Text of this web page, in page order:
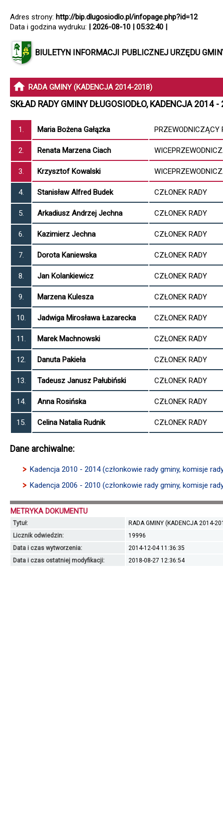
Adres strony: http://bip.dlugosiodlo.pl/infopage.php?id=12
Data i godzina wydruku: | 2026-08-10 | 05:32:40 |
BIULETYN INFORMACJI PUBLICZNEJ URZĘDU
RADA GMINY (KADENCJA 2014-2018)
SKŁAD RADY GMINY DŁUGOSIODŁO, KADENCJA 2014
1. Maria Bożena Gałązka PRZEWODNICZĄCY
2. Renata Marzena Ciach
3. Krzysztof Kowalski
4. Stanisław Alfred Budek CZŁONEK RADY
5. Arkadiusz Andrzej Jechna CZŁONEK RADY
6. Kazimierz Jechna CZŁONEK RADY
7. Dorota Kaniewska CZŁONEK RADY
8. Jan Kolankiewicz CZŁONEK RADY
9. Marzena Kulesza CZŁONEK RADY
10. Jadwiga Mirosława Łazarecka CZŁONEK RADY
11. Marek Machnowski CZŁONEK RADY
12. Danuta Pakieła CZŁONEK RADY
13. Tadeusz Janusz Pałubiński CZŁONEK RADY
14. Anna Rosińska CZŁONEK RADY
15. Celina Natalia Rudnik CZŁONEK RADY
Dane archiwalne:
Kadencja 2010 - 2014 (członkowie rady gminy, komisje
Kadencja 2006 - 2010 (członkowie rady gminy, komisje
METRYKA DOKUMENTU
Tytuł:
RADA GMINY (KADENCJA 2014-
Licznik odwiedzin:
19996
Data i czas wytworzenia:
2014-12-04 11:36:35
Data i czas ostatniej modyfikacji:
2018-08-27 12:36:54